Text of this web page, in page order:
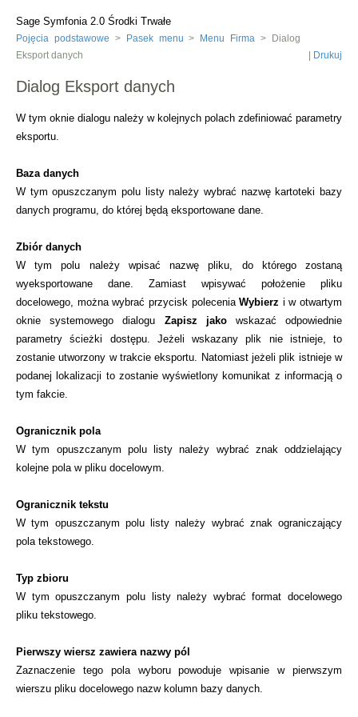
Sage Symfonia 2.0 Środki Trwałe
Pojęcia podstawowe > Pasek menu > Menu Firma > Dialog
Eksport danych
Drukuj
Dialog Eksport danych
W tym oknie dialogu należy w kolejnych polach zdefiniować parametry
eksportu.
Baza danych
W tym opuszczanym polu listy należy wybrać nazwę kartoteki bazy
danych programu, do której będą eksportowane dane.
Zbiór danych
W tym polu należy wpisać nazwę pliku, do którego zostaną
wyeksportowane dane. Zamiast wpisywać położenie pliku
docelowego, można wybrać przycisk poleceniaWybierz i w otwartym
oknie systemowego dialogu Zapisz jakowskazać odpowiednie
parametry ścieżki dostępu. Jeżeli wskazany plik nie istnieje, to
zostanie utworzony w trakcie eksportu. Natomiast jeżeli plik istnieje w
podanej lokalizacji to zostanie wyświetlony komunikat z informacją o
tym fakcie.
Ogranicznik pola
W tym opuszczanym polu listy należy wybrać znak oddzielający
kolejne pola w pliku docelowym.
Ogranicznik tekstu
W tym opuszczanym polu listy należy wybrać znak ograniczający
pola tekstowego.
Typ zbioru
W tym opuszczanym polu listy należy wybrać format docelowego
pliku tekstowego.
Pierwszy wiersz zawiera nazwy pól
Zaznaczenie tego pola wyboru powoduje wpisanie w pierwszym
wierszu pliku docelowego nazw kolumn bazy danych.